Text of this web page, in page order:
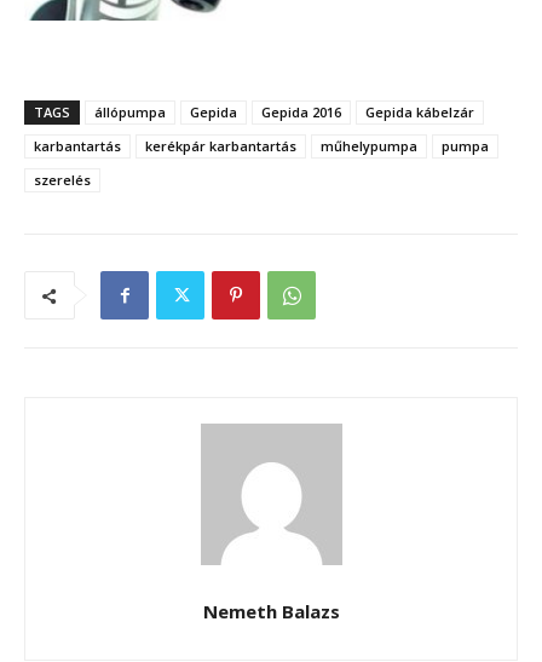
TAGS állópumpa Gepida Gepida 2016
Gepida kábelzár
karbantartás
kerékpár karbantartás műhelypumpa
pumpa
szerelés
Nemeth Balazs